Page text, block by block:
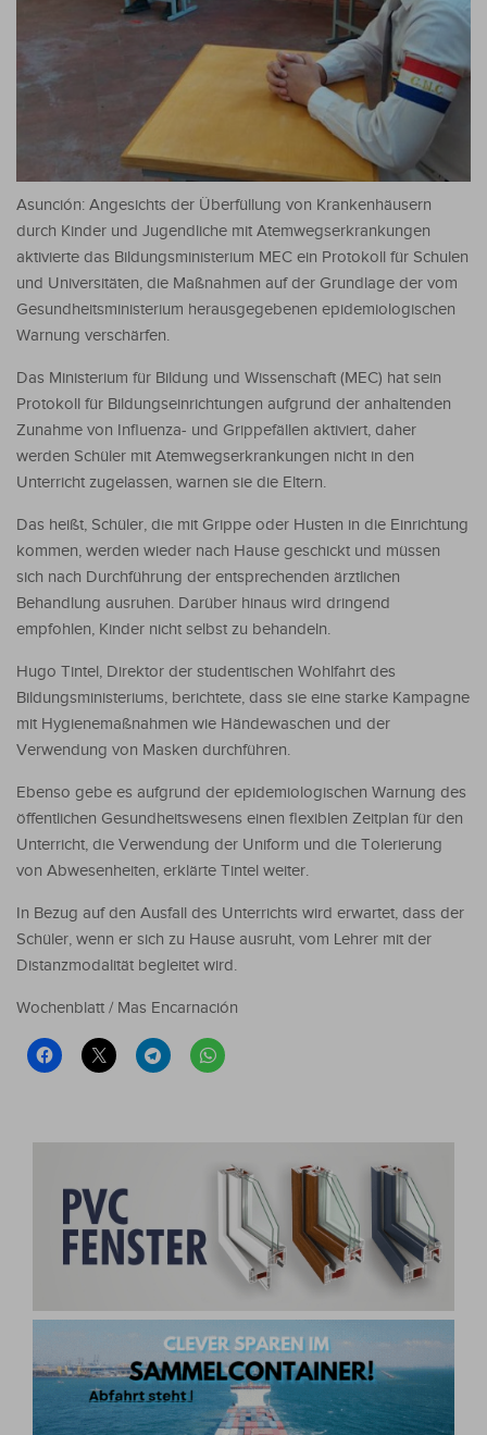
Asunción: Angesichts der Überfüllung von Krankenhäusern
durch Kinder und Jugendliche mit Atemwegserkrankungen
aktivierte das Bildungsministerium MEC ein Protokoll für Schulen
und Universitäten, die Maßnahmen auf der Grundlage der vom
Gesundheitsministerium herausgegebenen epidemiologischen
Warnung verschärfen.
Das Ministerium für Bildung und Wissenschaft (MEC) hat sein
Protokoll für Bildungseinrichtungen aufgrund der anhaltenden
Zunahme von Influenza- und Grippefällen aktiviert, daher
werden Schüler mit Atemwegserkrankungen nicht in den
Unterricht zugelassen, warnen sie die Eltern.
Das heißt, Schüler, die mit Grippe oder Husten in die Einrichtung
kommen, werden wieder nach Hause geschickt und müssen
sich nach Durchführung der entsprechenden ärztlichen
Behandlung ausruhen. Darüber hinaus wird dringend
empfohlen, Kinder nicht selbst zu behandeln.
Hugo Tintel, Direktor der studentischen Wohlfahrt des
Bildungsministeriums, berichtete, dass sie eine starke Kampagne
mit Hygienemaßnahmen wie Händewaschen und der
Verwendung von Masken durchführen.
Ebenso gebe es aufgrund der epidemiologischen Warnung des
öffentlichen Gesundheitswesens einen flexiblen Zeitplan für den
Unterricht, die Verwendung der Uniform und die Tolerierung
von Abwesenheiten, erklärte Tintel weiter.
In Bezug auf den Ausfall des Unterrichts wird erwartet, dass der
Schüler, wenn er sich zu Hause ausruht, vom Lehrer mit der
Distanzmodalität begleitet wird.
Wochenblatt / Mas Encarnación